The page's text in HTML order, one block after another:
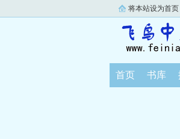
将本站设为首页
首页 书库